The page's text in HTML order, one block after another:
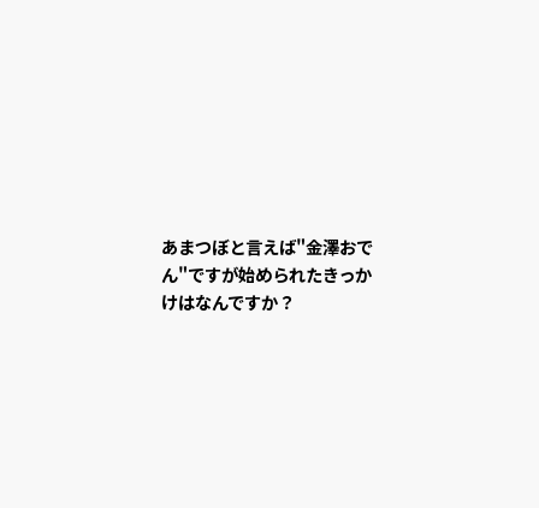
あまつぼと言えば"金澤おで
ん"ですが始められたきっか
けはなんですか？